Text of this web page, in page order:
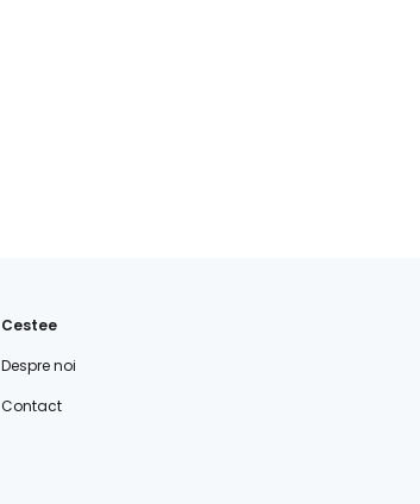
Cestee
Despre noi
Contact